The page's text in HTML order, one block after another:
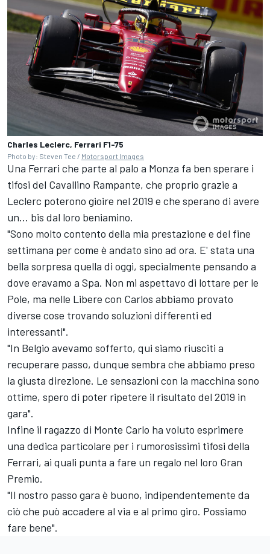
Charles Leclerc, Ferrari F1-75
Photo by: Steven Tee / Motorsport Images
Una Ferrari che parte al palo a Monza fa ben sperare i
tifosi del Cavallino Rampante, che proprio grazie a
Leclerc poterono gioire nel 2019 e che sperano di avere
un... bis dal loro beniamino.
"Sono molto contento della mia prestazione e del fine
settimana per come è andato sino ad ora. E' stata una
bella sorpresa quella di oggi, specialmente pensando a
dove eravamo a Spa. Non mi aspettavo di lottare per le
Pole, ma nelle Libere con Carlos abbiamo provato
diverse cose trovando soluzioni differenti ed
interessanti".
"In Belgio avevamo sofferto, qui siamo riusciti a
recuperare passo, dunque sembra che abbiamo preso
la giusta direzione. Le sensazioni con la macchina sono
ottime, spero di poter ripetere il risultato del 2019 in
gara".
Infine il ragazzo di Monte Carlo ha voluto esprimere
una dedica particolare per i rumorosissimi tifosi della
Ferrari, ai quali punta a fare un regalo nel loro Gran
Premio.
"Il nostro passo gara è buono, indipendentemente da
ciò che può accadere al via e al primo giro. Possiamo
fare bene".